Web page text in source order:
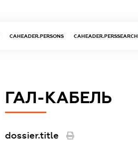
CAHEADER.PERSONS CAHEADER.PERSSEARCH
ГАЛ-КАБЕЛЬ
dossier.title